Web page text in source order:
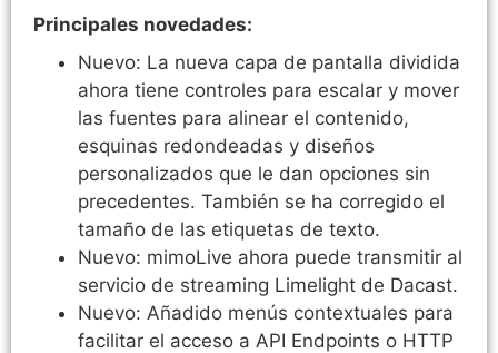
Principales novedades:
Nuevo: La nueva capa de pantalla dividida
ahora tiene controles para escalar y mover
las fuentes para alinear el contenido,
esquinas redondeadas y diseños
personalizados que le dan opciones sin
precedentes. También se ha corregido el
tamaño de las etiquetas de texto.
Nuevo: mimoLive ahora puede transmitir al
servicio de streaming Limelight de Dacast.
Nuevo: Añadido menús contextuales para
facilitar el acceso a API Endpoints o HTTP